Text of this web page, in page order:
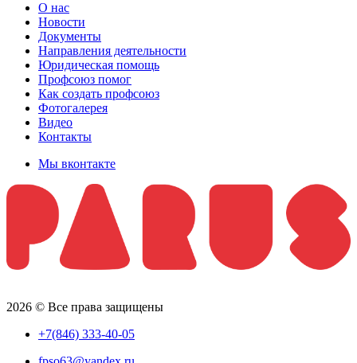
О нас
Новости
Документы
Направления деятельности
Юридическая помощь
Профсоюз помог
Как создать профсоюз
Фотогалерея
Видео
Контакты
Мы вконтакте
2026 © Все права защищены
+7(846) 333-40-05